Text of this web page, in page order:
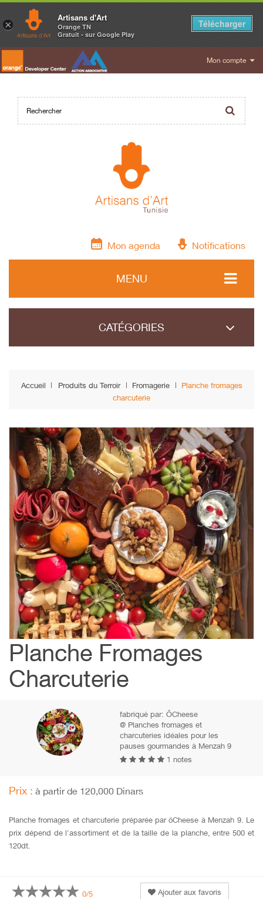
Mon compte
Mon agenda Notifications
MENU
CATÉGORIES
Accueil Produits du Terroir Fromagerie
Planche fromages
charcuterie
Planche Fromages
Charcuterie
fabriqué par:ÔCheese
@ Planches fromages et
charcuteries idéales pour les
pauses gourmandes à Menzah 9
1 notes
Prix : à partir de 120,000 Dinars
Planche fromages et charcuterie préparée par ôCheese à Menzah 9. Le
prix dépend de l'assortiment et de la taille de la planche, entre 500 et
120dt.
0/5
Ajouter aux favoris
×
Artisans d'Art
Orange TN
Gratuit - sur Google Play
Télécharger